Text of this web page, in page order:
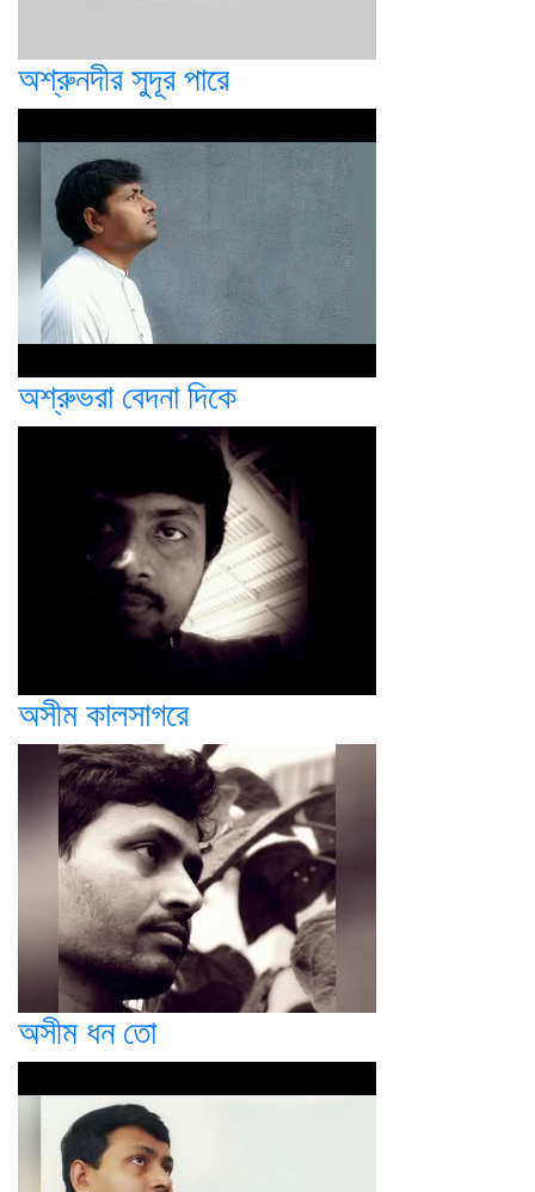
অশ্রুনদীর সুদূর পারে
অশ্রুভরা বেদনা দিকে
অসীম কালসাগরে
অসীম ধন তো